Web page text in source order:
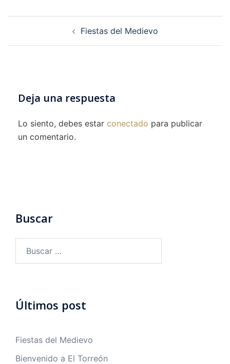
Navegación
entradas
Fiestas del Medievo
Deja una respuesta
Lo siento, debes estar conectado para publicar
un comentario.
Buscar
Últimos post
Fiestas del Medievo
Bienvenido a El Torreón